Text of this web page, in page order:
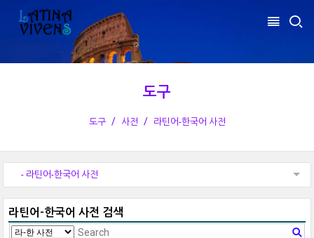
도구
도구 사전 라틴어-한국어 사전
- 라틴어-한국어 사전
라틴어-한국어 사전 검색